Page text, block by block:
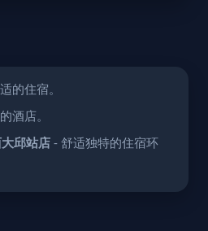
的住宿。
酒店。
邱站店 - 舒适独特的住宿环